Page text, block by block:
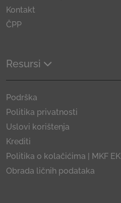
Kontakt
ČPP
Resursi
Podrška
Politika privatnosti
Uslovi korištenja
Krediti
Politika o kolačićima | MKF EKI
Obrada ličnih podataka